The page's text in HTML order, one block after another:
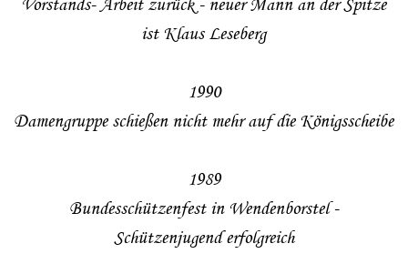
Vorstands- Arbeit zurück - neuer Mann an der Spitze
ist Klaus Leseberg
1990
Damengruppe schießen nicht mehr auf die Königsscheibe
1989
Bundesschützenfest in Wendenborstel -
Schützenjugend erfolgreich